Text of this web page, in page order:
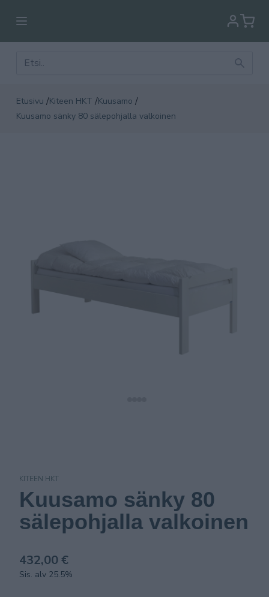
Etusivu /Kiteen HKT /Kuusamo /
Kuusamo sänky 80 sälepohjalla valkoinen
KITEEN HKT
Kuusamo sänky 80
sälepohjalla valkoinen
432,00 €
Sis. alv 25.5%